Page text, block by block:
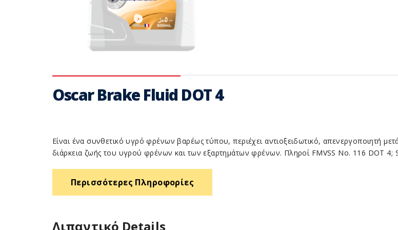
Oscar Brake Fluid DOT 4
Eίναι ένα συνθετικό υγρό φρένων βαρέως τύπου, περιέχει αντιοξειδωτικό, απενεργοποιητή
διάρκεια ζωής του υγρού φρένων και των εξαρτημάτων φρένων. Πληροί FMVSS No. 116 DOT 4;
Περισσότερες Πληροφορίες
Λιπαντικό Details